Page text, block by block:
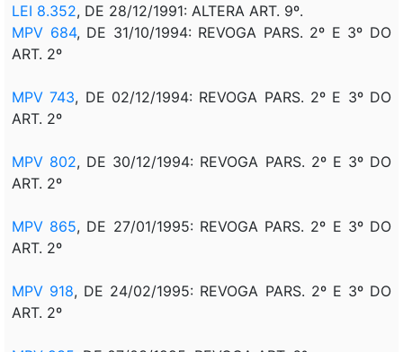
LEI 8.352, DE 28/12/1991: ALTERA ART. 9º.
MPV 684, DE 31/10/1994: REVOGA PARS. 2º E 3º DO
ART. 2º
MPV 743, DE 02/12/1994: REVOGA PARS. 2º E 3º DO
ART. 2º
MPV 802, DE 30/12/1994: REVOGA PARS. 2º E 3º DO
ART. 2º
MPV 865, DE 27/01/1995: REVOGA PARS. 2º E 3º DO
ART. 2º
MPV 918, DE 24/02/1995: REVOGA PARS. 2º E 3º DO
ART. 2º